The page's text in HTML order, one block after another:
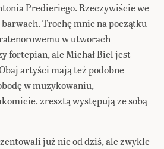
Predieriego. Rzeczywiście we
Trochę mnie na początku
w utworach
fortepian, ale Michał Biel jest
artyści mają też podobne
w muzykowaniu,
zresztą występują ze sobą
już nie od dziś, ale zwykle